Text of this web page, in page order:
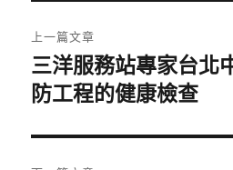
章
導
覽
上一篇文章
上
一
文
章:
三洋服務站專家台北
防工程的健康檢查